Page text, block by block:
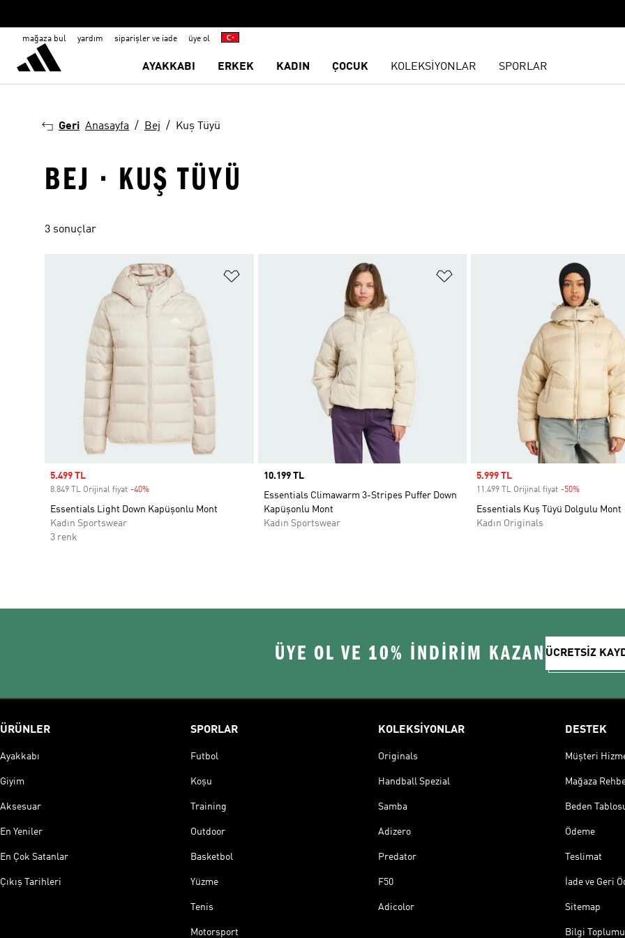
mağaza bul yardım siparişler ve iade üye ol
AYAKKABI ERKEK KADIN ÇOCUK KOLEKSİYONLAR SPORLAR
Geri Anasayfa Bej Kuş Tüyü
BEJ · KUŞ TÜYÜ
3 sonuçlar
Sale price
5.499 TL
8.849 TL Orijinal fiyat -40%
Essentials Light Down Kapüşonlu Mont
Kadın Sportswear
3 renk
Price
10.199 TL
Essentials Climawarm 3-Stripes Puffer Down
Kapüşonlu Mont
Kadın Sportswear
Sale price
5.999 TL
11.499 TL Orijinal fiyat -50%
Essentials Kuş Tüyü Dolgulu Mont
Kadın Originals
ÜYE OL VE 10% İNDİRİM KAZAN ÜCRETSİZ
ÜRÜNLER
Ayakkabı
Giyim
Aksesuar
En Yeniler
En Çok Satanlar
Çıkış Tarihleri
SPORLAR
Futbol
Koşu
Training
Outdoor
Basketbol
Yüzme
Tenis
Motorsport
KOLEKSİYONLAR
Originals
Handball Spezial
Samba
Adizero
Predator
F50
Adicolor
DESTEK
Müşteri
Mağaza
Beden
Ödeme
Teslimat
İade ve Geri
Sitemap
Bilgi